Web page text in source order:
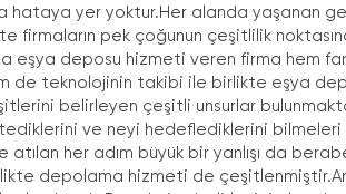
hataya yer yoktur.Her alanda yaşanan
firmaların pek çoğunun çeşitlilik
eşya deposu hizmeti veren firma hem
de teknolojinin takibi ile birlikte eşya
belirleyen çeşitli unsurlar
ve neyi hedeflediklerini
her adım büyük bir yanlışı da
depolama hizmeti de